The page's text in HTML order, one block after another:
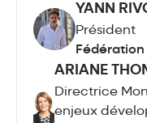
YANN
Président
ARIANE
Directrice
enjeux